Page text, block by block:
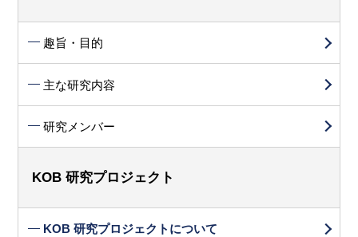
趣旨・目的
主な研究内容
研究メンバー
KOB 研究プロジェクト
KOB 研究プロジェクトについて